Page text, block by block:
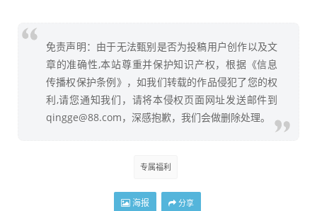
免责声明：由于无法甄别是否为投稿用户创作以及文
章的准确性,本站尊重并保护知识产权，根据《信息
传播权保护条例》，如我们转载的作品侵犯了您的权
利,请您通知我们，请将本侵权页面网址发送邮件到
qingge@88.com，深感抱歉，我们会做删除处理。
专属福利
海报 分享